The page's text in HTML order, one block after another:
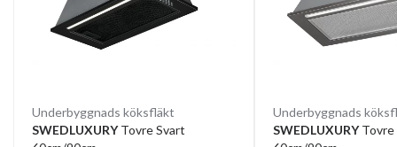
Underbyggnads köksfläkt
SWEDLUXURY Tovre Svart
Underbyggnads
SWEDLUXURY